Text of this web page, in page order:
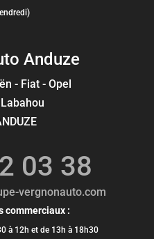
Anduze
- Fiat - Opel
03 38
vergnonauto.com
commerciaux :
à 12h et de 13h à 18h30